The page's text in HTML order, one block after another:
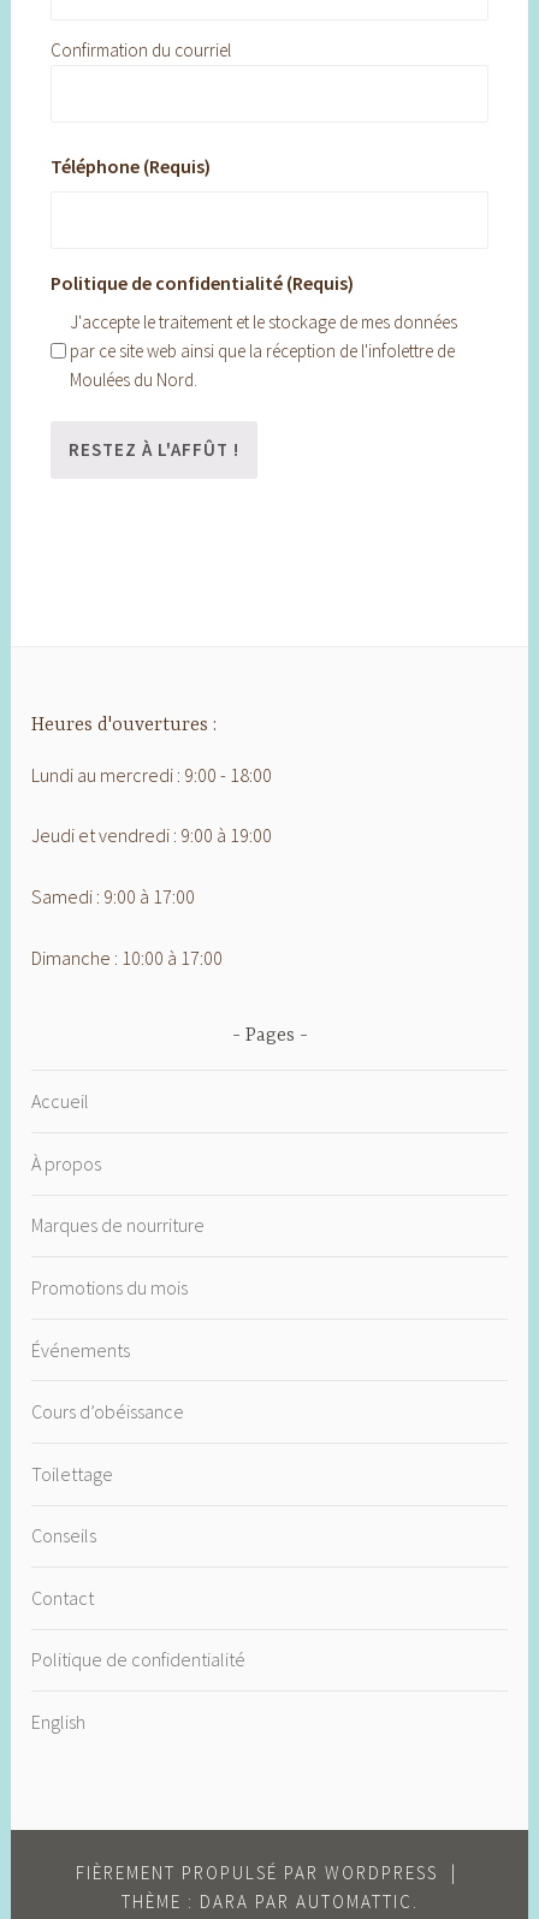
Confirmation du courriel
Téléphone (Requis)
Politique de confidentialité (Requis)
J'accepte le traitement et le stockage de mes données
par ce site web ainsi que la réception de l'infolettre de
Moulées du Nord.
Heures d'ouvertures :
Lundi au mercredi : 9:00 - 18:00
Jeudi et vendredi : 9:00 à 19:00
Samedi : 9:00 à 17:00
Dimanche : 10:00 à 17:00
Pages
Accueil
À propos
Marques de nourriture
Promotions du mois
Événements
Cours d’obéissance
Toilettage
Conseils
Contact
Politique de confidentialité
English
FIÈREMENT PROPULSÉ PAR WORDPRESS
|
THÈME : DARA PAR AUTOMATTIC .